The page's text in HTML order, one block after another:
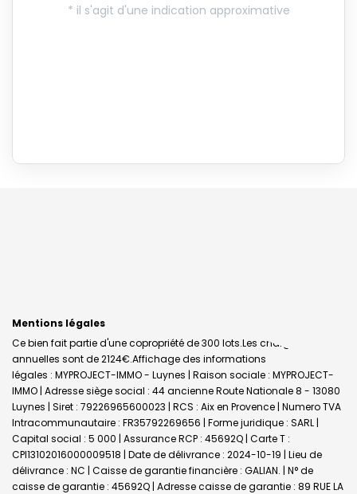
Mentions légales
Ce bien fait partie d'une copropriété de 300 lots.Les charges
annuelles sont de 2124€.Affichage des informations
légales : MYPROJECT-IMMO - Luynes | Raison sociale : MYPROJECT-
IMMO | Adresse siège social : 44 ancienne Route Nationale 8 - 13080
Luynes | Siret : 79226965600023 | RCS : Aix en Provence | Numero TVA
Intracommunautaire : FR35792269656 | Forme juridique : SARL |
Capital social : 5 000 | Assurance RCP : 45692Q | Carte T :
CPI13102016000009518 | Date de délivrance : 2024-10-19 | Lieu de
délivrance : NC | Caisse de garantie financière : GALIAN. | N° de
caisse de garantie : 45692Q | Adresse caisse de garantie : 89 RUE LA